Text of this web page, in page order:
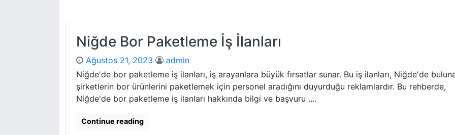
Niğde Bor Paketleme İş İlanları
Ağustos 21, 2023
admin
Niğde'de bor paketleme iş ilanları, iş arayanlara büyük fırsatlar sunar. Bu iş ilanları, Niğde'de
şirketlerin bor ürünlerini paketlemek için personel aradığını duyurduğu reklamlardır. Bu rehberde,
Niğde'de bor paketleme iş ilanları hakkında bilgi ve başvuru ....
Continue reading